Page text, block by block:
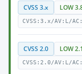
CVSS 3.x LOW
CVSS:3.x/AV:L/
CVSS 2.0 LOW 2.1
CVSS:2.0/AV:L/